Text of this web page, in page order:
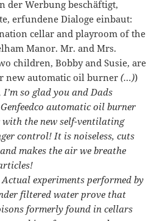
der Werbung beschäftigt,
erfundene Dialoge einbaut:
cellar and playroom of the
Manor. Mr. and Mrs.
children, Bobby and Susie, are
new automatic oil burner(…))
I’m so glad you and Dads
automatic oil burner
the new self-ventilating
control! It is noiseless, cuts
makes the air we breathe
experiments performed by
filtered water prove that
formerly found in cellars